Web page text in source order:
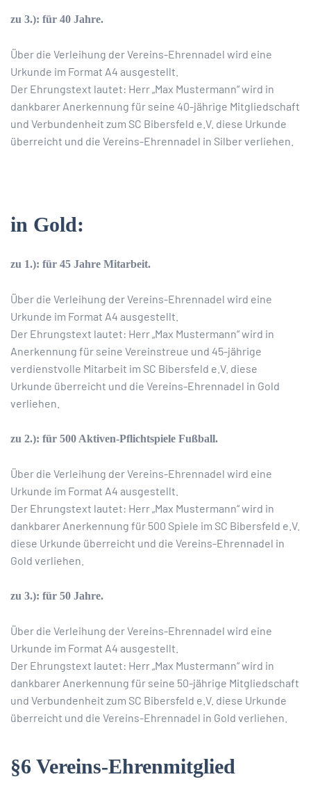
zu 3.): für 40 Jahre.
Über die Verleihung der Vereins-Ehrennadel wird eine
Urkunde im Format A4 ausgestellt.
Der Ehrungstext lautet: Herr „Max Mustermann“ wird in
dankbarer Anerkennung für seine 40-jährige Mitgliedschaft
und Verbundenheit zum SC Bibersfeld e.V. diese Urkunde
überreicht und die Vereins-Ehrennadel in Silber verliehen.
in Gold:
zu 1.): für 45 Jahre Mitarbeit.
Über die Verleihung der Vereins-Ehrennadel wird eine
Urkunde im Format A4 ausgestellt.
Der Ehrungstext lautet: Herr „Max Mustermann“ wird in
Anerkennung für seine Vereinstreue und 45-jährige
verdienstvolle Mitarbeit im SC Bibersfeld e.V. diese
Urkunde überreicht und die Vereins-Ehrennadel in Gold
verliehen.
zu 2.): für 500 Aktiven-Pflichtspiele Fußball.
Über die Verleihung der Vereins-Ehrennadel wird eine
Urkunde im Format A4 ausgestellt.
Der Ehrungstext lautet: Herr „Max Mustermann“ wird in
dankbarer Anerkennung für 500 Spiele im SC Bibersfeld e.V.
diese Urkunde überreicht und die Vereins-Ehrennadel in
Gold verliehen.
zu 3.): für 50 Jahre.
Über die Verleihung der Vereins-Ehrennadel wird eine
Urkunde im Format A4 ausgestellt.
Der Ehrungstext lautet: Herr „Max Mustermann“ wird in
dankbarer Anerkennung für seine 50-jährige Mitgliedschaft
und Verbundenheit zum SC Bibersfeld e.V. diese Urkunde
überreicht und die Vereins-Ehrennadel in Gold verliehen.
§6 Vereins-Ehrenmitglied